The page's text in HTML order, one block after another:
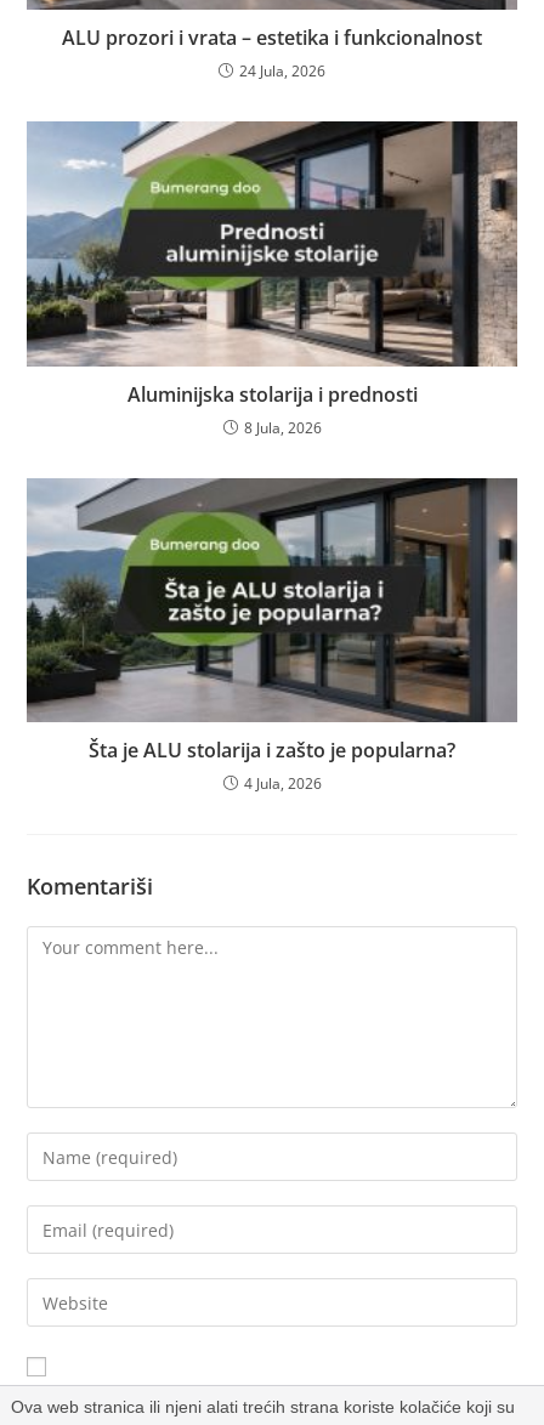
ALU prozori i vrata – estetika i funkcionalnost
24 Jula, 2026
Aluminijska stolarija i prednosti
8 Jula, 2026
Šta je ALU stolarija i zašto je popularna?
4 Jula, 2026
Komentariši
Sačuvaj moje ime, email i web stranicu u ovom browseru za
Ova web stranica ili njeni alati trećih strana koriste kolačiće koji su